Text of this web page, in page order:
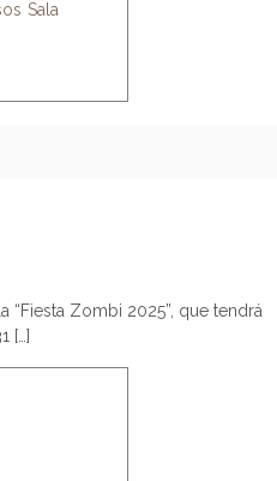
Sala
“Fiesta Zombi 2025”, que tendrá
[…]